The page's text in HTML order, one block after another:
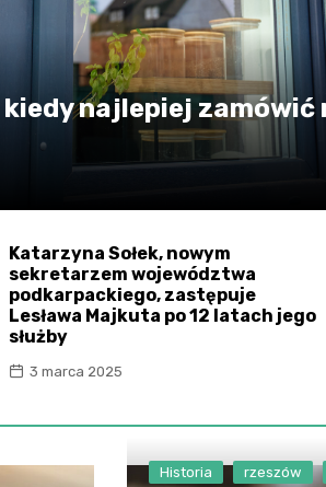
najlepiej zamówić
Katarzyna Sołek, nowym
sekretarzem województwa
podkarpackiego, zastępuje
Lesława Majkuta po 12 latach jego
służby
3 marca 2025
Historia rzeszów